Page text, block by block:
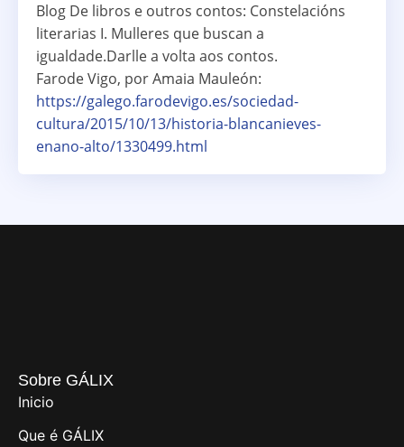
Blog De libros e outros contos: Constelacións
literarias I. Mulleres que buscan a
igualdade.Darlle a volta aos contos.
Farode Vigo, por Amaia Mauleón:
https://galego.farodevigo.es/sociedad-
cultura/2015/10/13/historia-blancanieves-
enano-alto/1330499.html
Sobre GÁLIX
Inicio
Que é GÁLIX